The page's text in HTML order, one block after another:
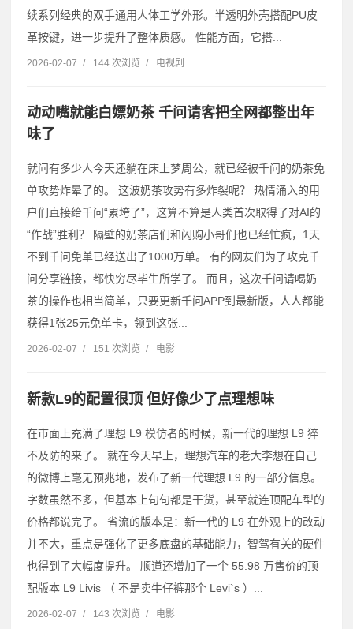
续系列经典的双手通用人体工学外形。半透明外壳搭配PU皮
革按键，进一步提升了整体质感。 性能方面，它搭...
2026-02-07 / 144 次浏览 / 电视剧
动动嘴就能白嫖奶茶 千问请客把全网都整出年
味了
就问有多少人今天还躺在床上梦周公，就已经被千问的奶茶免
单攻势炸晕了的。 这波奶茶攻势有多炸裂呢？ 热情涌入的用
户们直接给千问“累垮了”，这算不算是人类首次取得了对AI的
“作战”胜利？ 隔壁的奶茶店们和闪购小哥们也已经忙疯，1天
不到千问免单已经送出了1000万单。 有的网友们为了攻克千
问分享链接，都快穷尽毕生所学了。 而且，这次千问请喝奶
茶的操作也相当简单，只要更新千问APP到最新版，人人都能
获得1张25元免单卡，领到这张...
2026-02-07 / 151 次浏览 / 电影
新款L9的配置很顶 但好像少了点理想味
在市面上充满了理想 L9 模仿者的时候，新一代的理想 L9 猝
不及防的来了。 就在今天早上，理想汽车的老大李想在自己
的微博上毫无预兆地，发布了新一代理想 L9 的一部分信息。
字数虽然不多，但基本上句句都是干货，甚至就连顶配车型的
价格都说完了。 省流的版本是：新一代的 L9 在外观上的改动
并不大，重点是强化了更多底盘的基础能力，智驾有关的硬件
也得到了大幅度提升。 顺道还增加了一个 55.98 万售价的顶
配版本 L9 Livis （ 不是卖牛仔裤那个 Levi`s ）...
2026-02-07 / 143 次浏览 / 电影